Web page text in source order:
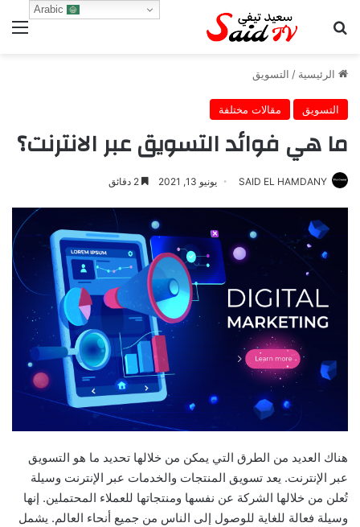
بحث عن
الرئيسية / التسويق
التسويق مقالات مختلفة
ما هي فوائد التسويق عبر الانترنت؟
SAID EL HAMDANY يونيو 13, 2021
هناك العديد من الطرق التي يمكن من خلالها تحديد ما هو التسويق
عبر الإنترنت. يعد تسويق المنتجات والخدمات عبر الإنترنت وسيلة
تُعلن من خلالها الشركة عن نفسها ومنتجاتها للعملاء المحتملين. إنها
وسيلة فعالة للغاية للوصول إلى الناس من جميع أنحاء العالم. يشمل